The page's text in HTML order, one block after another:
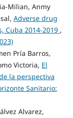
Milian, Anmy
Adverse drug
Cuba 2014-2019 ,
Pría Barros,
Victoria, El
la perspectiva
Sanitario:
Alvarez,